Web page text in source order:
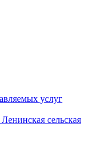
услуг
сельская